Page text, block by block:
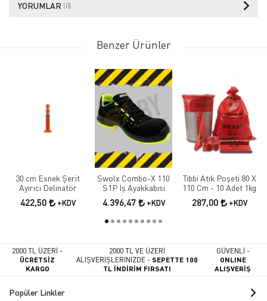
YORUMLAR (0)
Benzer Ürünler
30 cm Esnek Şerit
Ayırıcı Delinatör
422,50 +KDV
Swolx Combo-X 110
S1P Iş Ayakkabısı
4.396,47 +KDV
Tıbbi Atık Poşeti 80 X
110 Cm - 10 Adet 1kg
287,00 +KDV
2000 TL ÜZERİ -
ÜCRETSİZ
KARGO
2000 TL VE ÜZERİ
ALIŞVERİŞLERİNİZDE -SEPETTE 100
TL İNDİRİM FIRSATI
GÜVENLİ -
ONLINE
ALIŞVERİŞ
Popüler Linkler